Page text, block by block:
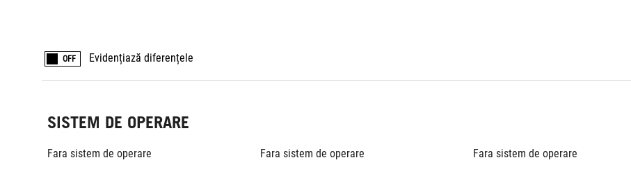
OFF Evidențiază diferențele
SISTEM DE OPERARE
Fara sistem de operare Fara sistem de operare Fara sistem de operare